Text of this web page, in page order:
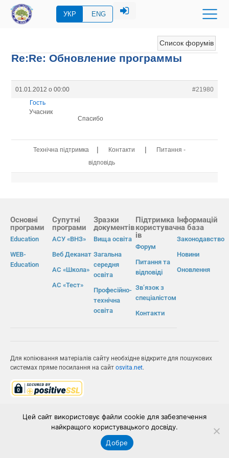
УКР ENG
Список форумів
Re:Re: Обновление программы
01.01.2012 о 00:00
#21980
Гость
Учасник
Спасибо
Технічна підтримка | Контакти |
Питання -
відповідь
Основні
програми
Education
WEB-
Education
Супутні
програми
АСУ «ВНЗ»
Веб Деканат
АС «Школа»
АС «Тест»
Зразки
документів
Вища освіта
Загальна
середня
освіта
Професійно-
технічна
освіта
Підтримка
користувач
ів
Форум
Питання та
відповіді
Зв’язок з
спеціалістом
Контакти
Інформацій
на база
Законодавство
Новини
Оновлення
Для копіювання матеріалів сайту необхідне відкрите для пошукових
системах пряме посилання на сайт osvita.net.
ІВС «ОСВІТА»
Цей сайт використовує файли cookie для забезпечення
найкращого користувацького досвіду.
Добре